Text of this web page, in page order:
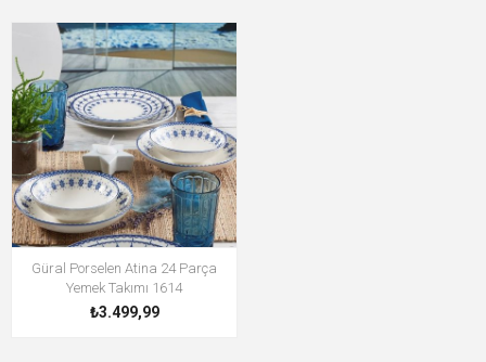
Güral Porselen Atina 24 Parça
Yemek Takımı 1614
₺3.499,99